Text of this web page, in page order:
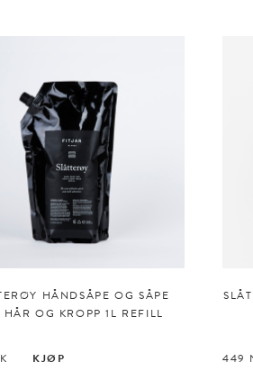
HÅNDSÅPE OG SÅPE
HÅR OG KROPP 1L REFILL
KJØP 449